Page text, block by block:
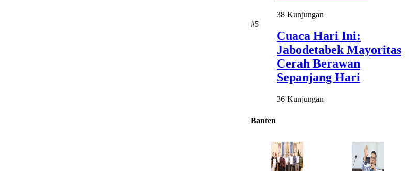
38 Kunjungan
#5
Cuaca Hari Ini:
Jabodetabek Mayoritas
Cerah Berawan
Sepanjang Hari
36 Kunjungan
Banten